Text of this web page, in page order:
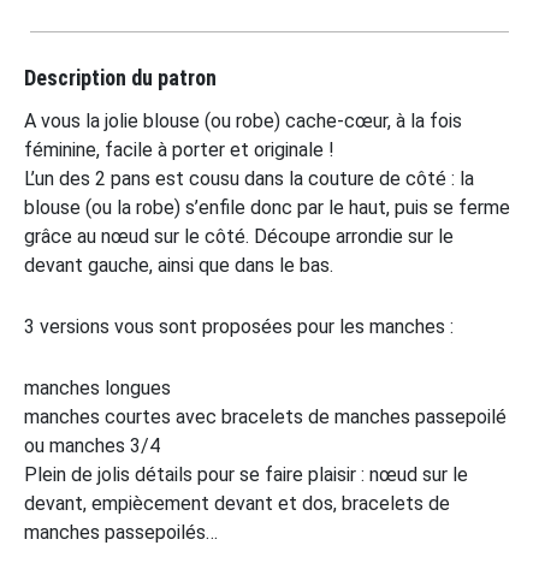
Description du patron
A vous la jolie blouse (ou robe) cache-cœur, à la fois
féminine, facile à porter et originale !
L’un des 2 pans est cousu dans la couture de côté : la
blouse (ou la robe) s’enfile donc par le haut, puis se ferme
grâce au nœud sur le côté. Découpe arrondie sur le
devant gauche, ainsi que dans le bas.
3 versions vous sont proposées pour les manches :
manches longues
manches courtes avec bracelets de manches passepoilé
ou manches 3/4
Plein de jolis détails pour se faire plaisir : nœud sur le
devant, empiècement devant et dos, bracelets de
manches passepoilés…